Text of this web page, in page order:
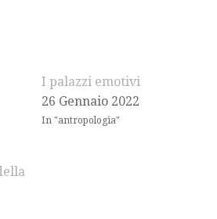
I palazzi emotivi
26 Gennaio 2022
In "antropologia"